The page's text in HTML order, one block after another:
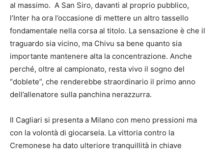
al massimo. A San Siro, davanti al proprio pubblico,
l’Inter ha ora l’occasione di mettere un altro tassello
fondamentale nella corsa al titolo. La sensazione è che il
traguardo sia vicino, ma Chivu sa bene quanto sia
importante mantenere alta la concentrazione. Anche
perché, oltre al campionato, resta vivo il sogno del
“doblete”, che renderebbe straordinario il primo anno
dell’allenatore sulla panchina nerazzurra.
Il Cagliari si presenta a Milano con meno pressioni ma
con la volontà di giocarsela. La vittoria contro la
Cremonese ha dato ulteriore tranquillità in chiave